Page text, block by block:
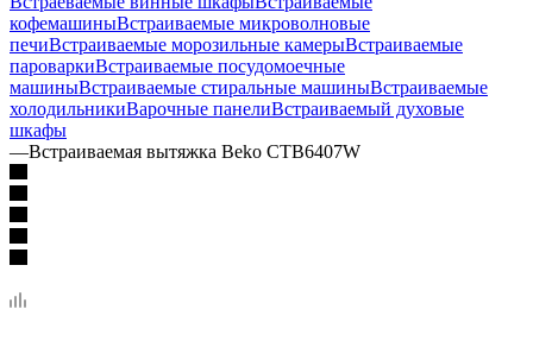
кофемашиныВстраиваемые микроволновые
печиВстраиваемые морозильные камерыВстраиваемые
пароваркиВстраиваемые посудомоечные
машиныВстраиваемые стиральные машиныВстраиваемые
холодильникиВарочные панелиВстраиваемый духовые
шкафы
—Встраиваемая вытяжка Beko CTB6407W